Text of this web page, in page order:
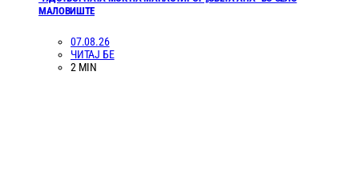
МАЛОВИШТЕ
07.08.26
ЧИТАЈ БЕ
2 MIN